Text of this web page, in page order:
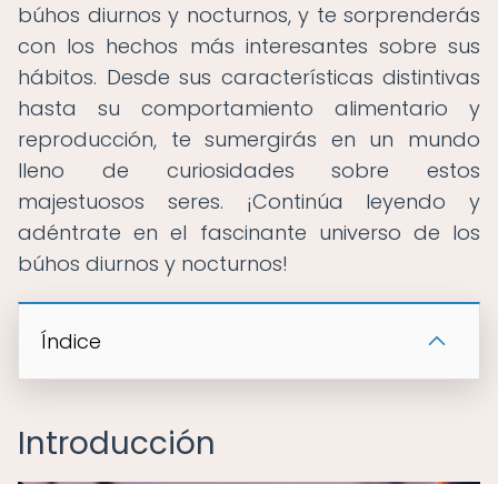
búhos diurnos y nocturnos, y te sorprenderás
con los hechos más interesantes sobre sus
hábitos. Desde sus características distintivas
hasta su comportamiento alimentario y
reproducción, te sumergirás en un mundo
lleno de curiosidades sobre estos
majestuosos seres. ¡Continúa leyendo y
adéntrate en el fascinante universo de los
búhos diurnos y nocturnos!
Índice
Introducción